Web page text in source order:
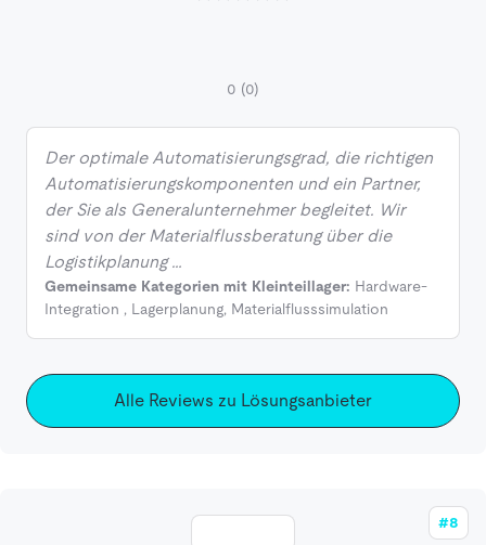
0 (0)
Der optimale Automatisierungsgrad, die richtigen
Automatisierungskomponenten und ein Partner,
der Sie als Generalunternehmer begleitet. Wir
sind von der Materialflussberatung über die
Logistikplanung …
Gemeinsame Kategorien mit Kleinteillager: Hardware-
Integration , Lagerplanung, Materialflusssimulation
Alle Reviews zu Lösungsanbieter
#8